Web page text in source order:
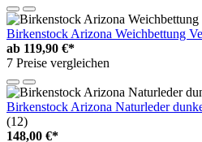
Birkenstock Arizona Weichbettung
ab 119,90 €*
7 Preise vergleichen
Birkenstock Arizona Naturleder
(12)
148,00 €*